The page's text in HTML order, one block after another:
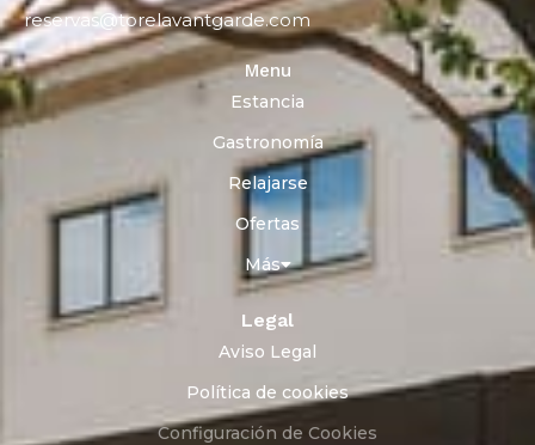
reservas@torelavantgarde.com
Menu
Estancia
Gastronomía
Relajarse
Ofertas
Más
Legal
Aviso Legal
Política de cookies
Configuración de Cookies